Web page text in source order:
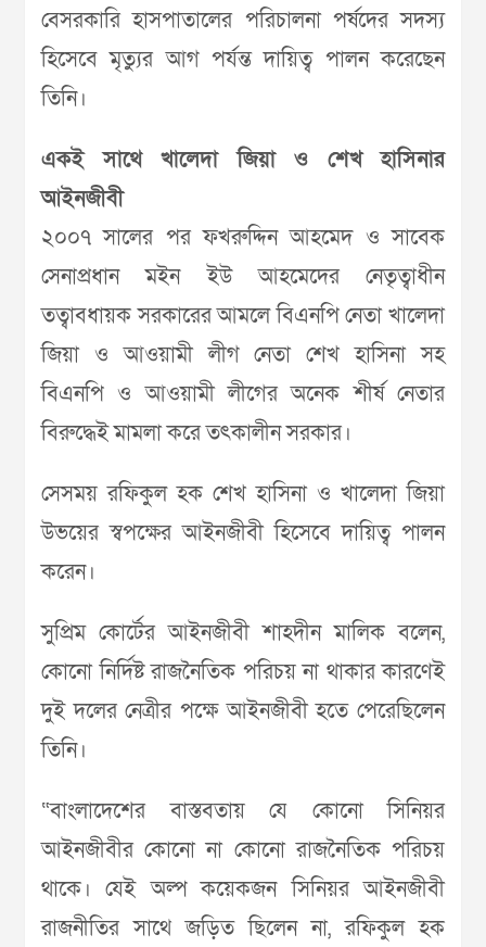
বেসরকারি হাসপাতালের পরিচালনা পর্ষদের সদস্য
হিসেবে মৃত্যুর আগ পর্যন্ত দায়িত্ব পালন করেছেন
তিনি।
একই সাথে খালেদা জিয়া ও শেখ হাসিনার
আইনজীবী
২০০৭ সালের পর ফখরুদ্দিন আহমেদ ও সাবেক
সেনাপ্রধান মইন ইউ আহমেদের নেতৃত্বাধীন
তত্বাবধায়ক সরকারের আমলে বিএনপি নেতা খালেদা
জিয়া ও আওয়ামী লীগ নেতা শেখ হাসিনা সহ
বিএনপি ও আওয়ামী লীগের অনেক শীর্ষ নেতার
বিরুদ্ধেই মামলা করে তৎকালীন সরকার।
সেসময় রফিকুল হক শেখ হাসিনা ও খালেদা জিয়া
উভয়ের স্বপক্ষের আইনজীবী হিসেবে দায়িত্ব পালন
করেন।
সুপ্রিম কোর্টের আইনজীবী শাহদীন মালিক বলেন,
কোনো নির্দিষ্ট রাজনৈতিক পরিচয় না থাকার কারণেই
দুই দলের নেত্রীর পক্ষে আইনজীবী হতে পেরেছিলেন
তিনি।
“বাংলাদেশের বাস্তবতায় যে কোনো সিনিয়র
আইনজীবীর কোনো না কোনো রাজনৈতিক পরিচয়
থাকে। যেই অল্প কয়েকজন সিনিয়র আইনজীবী
রাজনীতির সাথে জড়িত ছিলেন না, রফিকুল হক